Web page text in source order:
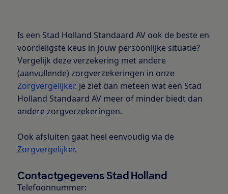
Is een Stad Holland Standaard AV ook de beste en
voordeligste keus in jouw persoonlijke situatie?
Vergelijk deze verzekering met andere
(aanvullende) zorgverzekeringen in onze
Zorgvergelijker. Je ziet dan meteen wat een Stad
Holland Standaard AV meer of minder biedt dan
andere zorgverzekeringen.
Ook afsluiten gaat heel eenvoudig via de
Zorgvergelijker.
Contactgegevens Stad Holland
Telefoonnummer: